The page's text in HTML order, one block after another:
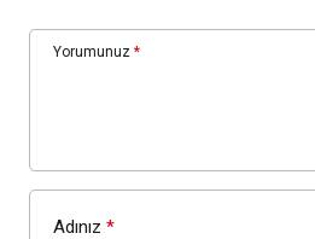
Yorumunuz *
Adınız *